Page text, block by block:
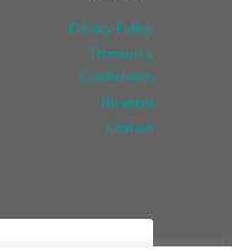
Privacy Policy
Términos y
Condiciones
Nosotros
Contact